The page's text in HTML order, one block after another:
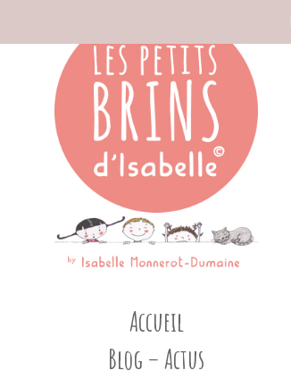
Accueil
Blog – Actus